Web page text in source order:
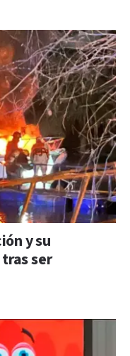
y su
ser